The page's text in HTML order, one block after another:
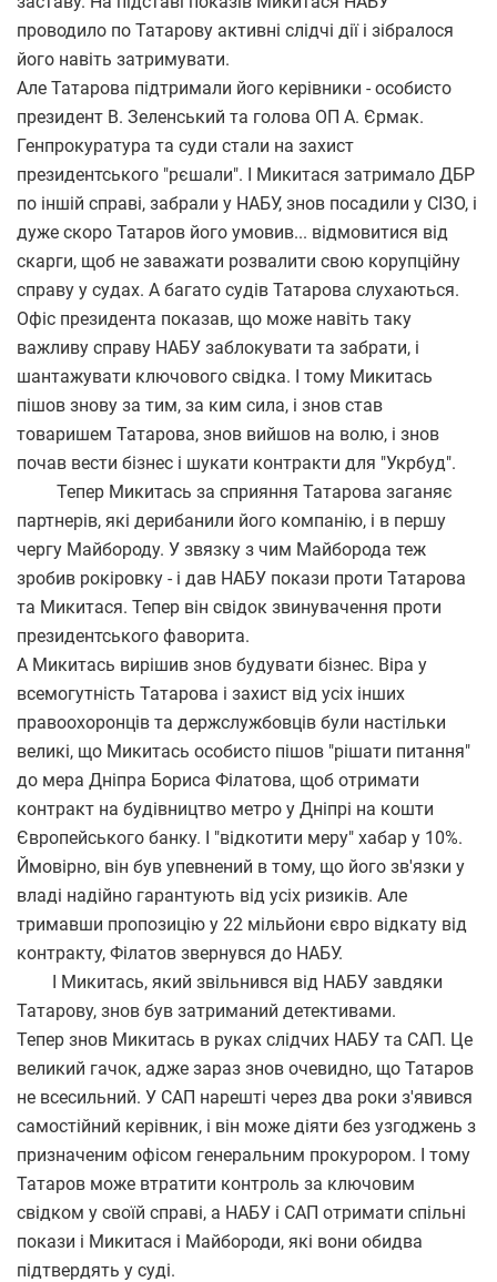
проводило по Татарову активні слідчі дії і зібралося
його навіть затримувати.
Але Татарова підтримали його керівники - особисто
президент В. Зеленський та голова ОП А. Єрмак.
Генпрокуратура та суди стали на захист
президентського "рєшали". І Микитася затримало ДБР
по іншій справі, забрали у НАБУ, знов посадили у СІЗО, і
дуже скоро Татаров його умовив... відмовитися від
скарги, щоб не заважати розвалити свою корупційну
справу у судах. А багато судів Татарова слухаються.
Офіс президента показав, що може навіть таку
важливу справу НАБУ заблокувати та забрати, і
шантажувати ключового свідка. І тому Микитась
пішов знову за тим, за ким сила, і знов став
товаришем Татарова, знов вийшов на волю, і знов
почав вести бізнес і шукати контракти для "Укрбуд".
Тепер Микитась за сприяння Татарова заганяє
партнерів, які дерибанили його компанію, і в першу
чергу Майбороду. У звязку з чим Майборода теж
зробив рокіровку - і дав НАБУ покази проти Татарова
та Микитася. Тепер він свідок звинувачення проти
президентського фаворита.
А Микитась вирішив знов будувати бізнес. Віра у
всемогутність Татарова і захист від усіх інших
правоохоронців та держслужбовців були настільки
великі, що Микитась особисто пішов "рішати питання"
до мера Дніпра Бориса Філатова, щоб отримати
контракт на будівництво метро у Дніпрі на кошти
Європейського банку. І "відкотити меру" хабар у 10%.
Ймовірно, він був упевнений в тому, що його зв'язки у
владі надійно гарантують від усіх ризиків. Але
тримавши пропозицію у 22 мільйони євро відкату від
контракту, Філатов звернувся до НАБУ.
І Микитась, який звільнився від НАБУ завдяки
Татарову, знов був затриманий детективами.
Тепер знов Микитась в руках слідчих НАБУ та САП. Це
великий гачок, адже зараз знов очевидно, що Татаров
не всесильний. У САП нарешті через два роки з'явився
самостійний керівник, і він може діяти без узгоджень з
призначеним офісом генеральним прокурором. І тому
Татаров може втратити контроль за ключовим
свідком у своїй справі, а НАБУ і САП отримати спільні
покази і Микитася і Майбороди, які вони обидва
підтвердять у суді.